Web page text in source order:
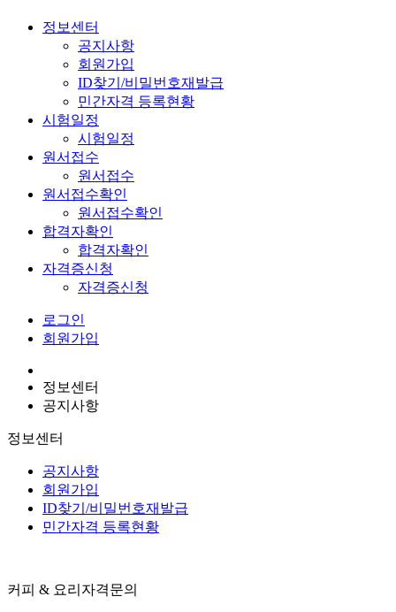
정보센터
공지사항
회원가입
ID찾기/비밀번호재발급
민간자격 등록현황
시험일정
시험일정
원서접수
원서접수
원서접수확인
원서접수확인
합격자확인
합격자확인
자격증신청
자격증신청
로그인
회원가입
정보센터
공지사항
정보센터
공지사항
회원가입
ID찾기/비밀번호재발급
민간자격 등록현황
커피 & 요리자격문의